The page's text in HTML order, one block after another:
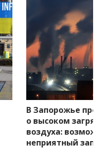
В Запорожье
о высоком
воздуха:
неприятный